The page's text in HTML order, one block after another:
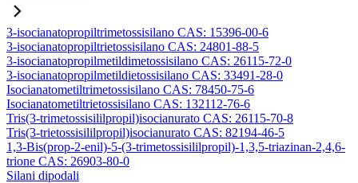
3-isocianatopropiltrimetossisilano CAS: 15396-00-6
3-isocianatopropiltrietossisilano CAS: 24801-88-5
3-isocianatopropilmetildimetossisilano CAS: 26115-72-0
3-isocianatopropilmetildietossisilano CAS: 33491-28-0
Isocianatometiltrimetossisilano CAS: 78450-75-6
Isocianatometiltrietossisilano CAS: 132112-76-6
Tris(3-trimetossisililpropil)isocianurato CAS: 26115-70-8
Tris(3-trietossisililpropil)isocianurato CAS: 82194-46-5
1,3-Bis(prop-2-enil)-5-(3-trimetossisililpropil)-1,3,5-triazinan-2,4,6-
trione CAS: 26903-80-0
Silani dipodali